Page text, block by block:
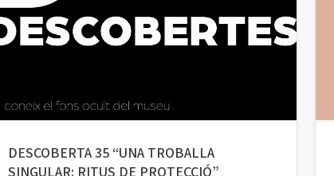
DESCOBERTA 35 “UNA TROBALLA